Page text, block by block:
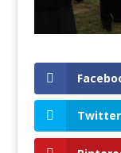
Twitter